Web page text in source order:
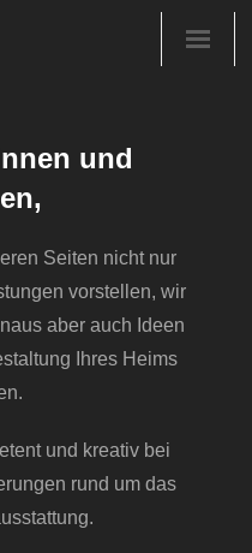
und
Seiten nicht nur
vorstellen, wir
aber auch Ideen
Ihres Heims
und kreativ bei
rund um das